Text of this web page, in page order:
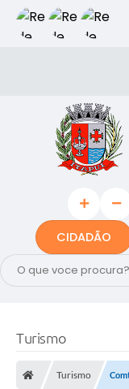
CIDADÃO
Turismo
Turismo